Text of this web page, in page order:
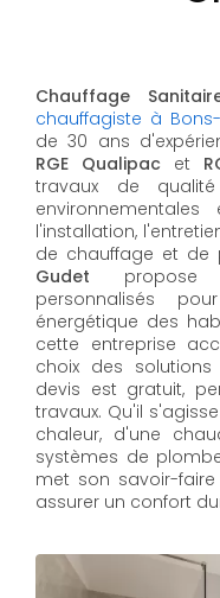
Chauffage
chauffagiste à
de 30 ans
RGE Qualipac et
travaux de
l'installation,
de chauffage et de
Gudet propose
personnalisés
énergétique des
cette entreprise
choix des
devis est gratuit,
travaux. Qu'il
chaleur, d'une
systèmes de
met son savoir-
assurer un confort